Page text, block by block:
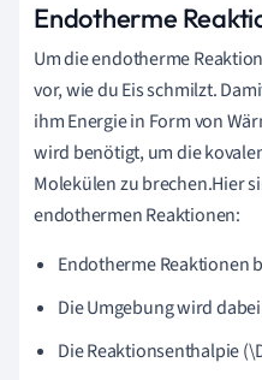
Endotherme
Um die endotherme
vor, wie du Eis schmilzt.
ihm Energie in Form von
wird benötigt, um die
Molekülen zu brechen.Hier
endothermen Reaktionen:
Endotherme Reaktionen
Die Umgebung wird
Die Reaktionsenthalpie